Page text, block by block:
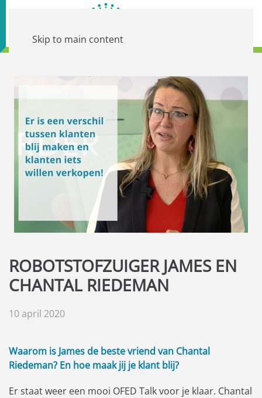
Skip to main content
ROBOTSTOFZUIGER JAMES EN
CHANTAL RIEDEMAN
10 april 2020
Waarom is James de beste vriend van Chantal
Riedeman? En hoe maak jij je klant blij?
Er staat weer een mooi OFED Talk voor je klaar. Chantal